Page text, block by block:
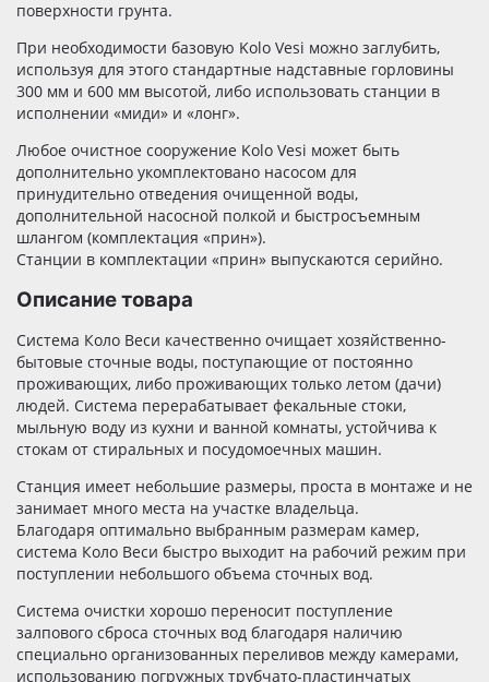
поверхности грунта.
При необходимости базовую Kolo Vesi можно заглубить,
используя для этого стандартные надставные горловины
300 мм и 600 мм высотой, либо использовать станции в
исполнении «миди» и «лонг».
Любое очистное сооружение Kolo Vesi может быть
дополнительно укомплектовано насосом для
принудительно отведения очищенной воды,
дополнительной насосной полкой и быстросъемным
шлангом (комплектация «прин»).
Станции в комплектации «прин» выпускаются серийно.
Описание товара
Система Коло Веси качественно очищает хозяйственно-
бытовые сточные воды, поступающие от постоянно
проживающих, либо проживающих только летом (дачи)
людей. Система перерабатывает фекальные стоки,
мыльную воду из кухни и ванной комнаты, устойчива к
стокам от стиральных и посудомоечных машин.
Станция имеет небольшие размеры, проста в монтаже и не
занимает много места на участке владельца.
Благодаря оптимально выбранным размерам камер,
система Коло Веси быстро выходит на рабочий режим при
поступлении небольшого объема сточных вод.
Система очистки хорошо переносит поступление
залпового сброса сточных вод благодаря наличию
специально организованных переливов между камерами,
использованию погружных трубчато-пластинчатых